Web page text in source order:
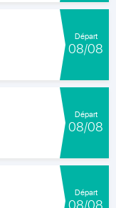
Départ
08/08
Départ
08/08
Départ